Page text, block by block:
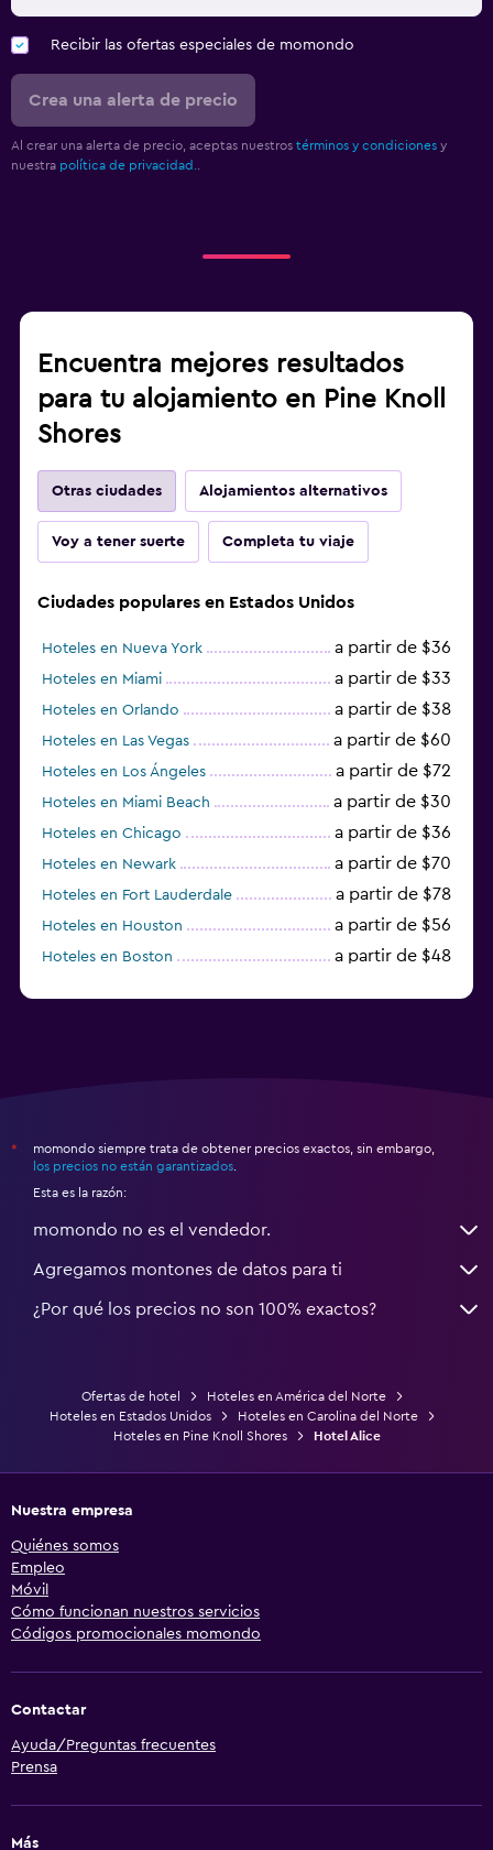
Recibir las ofertas especiales de momondo
Crea una alerta de precio
Al crear una alerta de precio, aceptas nuestros términos y condiciones y
nuestra política de privacidad.
Encuentra mejores resultados
para tu alojamiento en Pine Knoll
Shores
Otras ciudades Alojamientos alternativos
Voy a tener suerte Completa tu viaje
Ciudades populares en Estados Unidos
Hoteles en Nueva York a partir de $36
Hoteles en Miami a partir de $33
Hoteles en Orlando a partir de $38
Hoteles en Las Vegas a partir de $60
Hoteles en Los Ángeles a partir de $72
Hoteles en Miami Beach a partir de $30
Hoteles en Chicago a partir de $36
Hoteles en Newark a partir de $70
Hoteles en Fort Lauderdale a partir de $78
Hoteles en Houston a partir de $56
Hoteles en Boston a partir de $48
*
momondo siempre trata de obtener precios exactos, sin embargo,
los precios no están garantizados
Esta es la razón:
momondo no es el vendedor.
Agregamos montones de datos para ti
¿Por qué los precios no son 100% exactos?
Ofertas de hotel
Hoteles en América del Norte
Hoteles en Estados Unidos
Hoteles en Carolina del Norte
Hoteles en Pine Knoll Shores
Hotel Alice
Nuestra empresa
Quiénes somos
Empleo
Móvil
Cómo funcionan nuestros servicios
Códigos promocionales momondo
Contactar
Ayuda/Preguntas frecuentes
Prensa
Más